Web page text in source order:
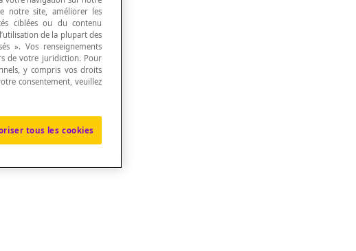
notre site, améliorer les
ciblées ou du contenu
de la plupart des
». Vos renseignements
de votre juridiction. Pour
y compris vos droits
consentement, veuillez
tous les cookies